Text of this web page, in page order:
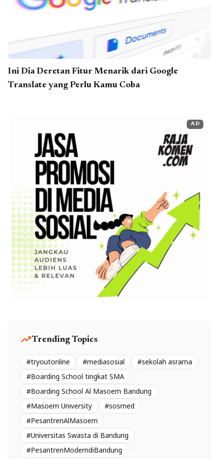
Ini Dia Deretan Fitur Menarik dari Google
Translate yang Perlu Kamu Coba
AD
trending_upTrending Topics
#tryoutonline #mediasosial
#sekolah asrama
#Boarding School tingkat SMA
#Boarding School Al Masoem Bandung
#Masoem University
#sosmed
#PesantrenAlMasoem
#Universitas Swasta di Bandung
#PesantrenModerndiBandung